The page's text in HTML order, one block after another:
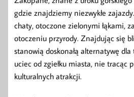
gdzie znajdziemy niezwykłe
chaty, otoczone zielonymi łąkami,
otoczeniu przyrody. Znajdując się
stanowią doskonałą alternatywę
uciec od zgiełku miasta, nie tracąc
kulturalnych atrakcji.